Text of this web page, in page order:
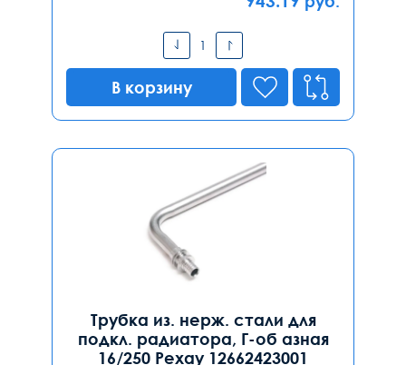
В корзину
Трубка из. нерж. стали для
подкл. радиатора, Г-об азная
16/250 Рехау 12662423001